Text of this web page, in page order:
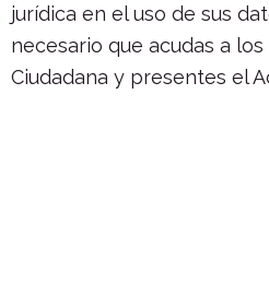
jurídica en el uso de sus
necesario que acudas a
Ciudadana y presentes el